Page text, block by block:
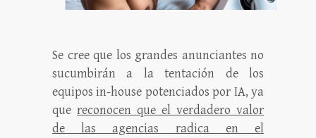
Se cree que los grandes anunciantes no
sucumbirán a la tentación de los
equipos in-house potenciados por IA, ya
que reconocen que el verdadero valor
de las agencias radica en el